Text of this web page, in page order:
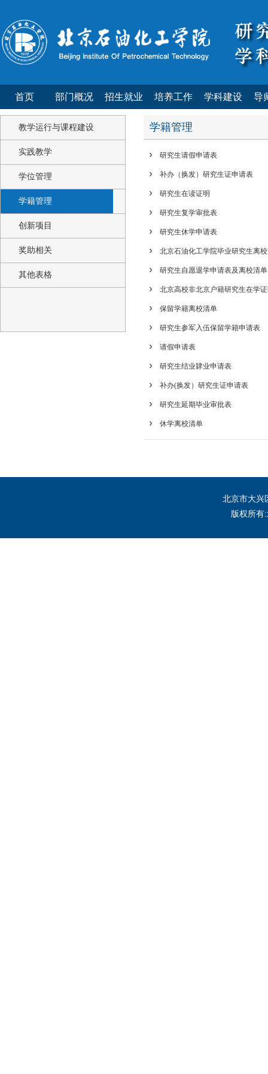
首页 部门概况 招生就业 培养工作 学科建设 导
教学运行与课程建设
实践教学
学位管理
学籍管理
创新项目
奖助相关
其他表格
学籍管理
研究生请假申请表
补办（换发）研究生证申请表
研究生在读证明
研究生复学审批表
研究生休学申请表
北京石油化工学院毕业研究生离
研究生自愿退学申请表及离校清单
北京高校非北京户籍研究生在学
保留学籍离校清单
研究生参军入伍保留学籍申请表
请假申请表
研究生结业肄业申请表
补办(换发）研究生证申请表
研究生延期毕业审批表
休学离校清单
北京市大兴
版权所有